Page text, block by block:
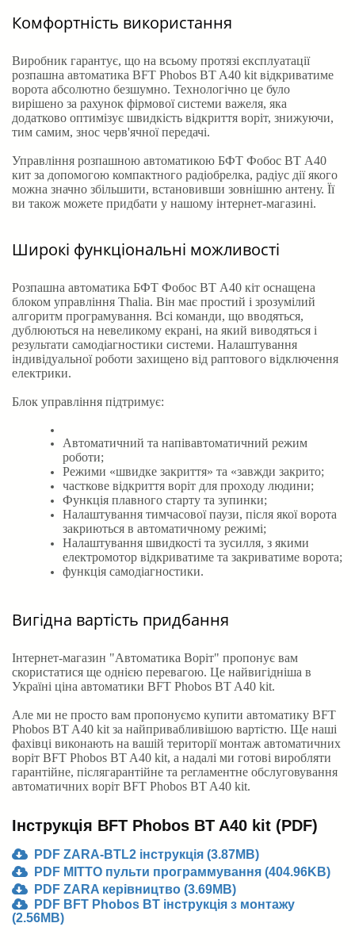
Комфортність використання
Виробник гарантує, що на всьому протязі експлуатації
розпашна автоматика BFT Phobos BT A40 kit відкриватиме
ворота абсолютно безшумно. Технологічно це було
вирішено за рахунок фірмової системи важеля, яка
додатково оптимізує швидкість відкриття воріт, знижуючи,
тим самим, знос черв'ячної передачі.
Управління розпашною автоматикою БФТ Фобос ВТ А40
кит за допомогою компактного радіобрелка, радіус дії якого
можна значно збільшити, встановивши зовнішню антену. Її
ви також можете придбати у нашому інтернет-магазині.
Широкі функціональні можливості
Розпашна автоматика БФТ Фобос ВТ А40 кіт оснащена
блоком управління Thalia. Він має простий і зрозумілий
алгоритм програмування. Всі команди, що вводяться,
дублюються на невеликому екрані, на який виводяться і
результати самодіагностики системи. Налаштування
індивідуальної роботи захищено від раптового відключення
електрики.
Блок управління підтримує:
Автоматичний та напівавтоматичний режим
роботи;
Режими «швидке закриття» та «завжди закрито;
часткове відкриття воріт для проходу людини;
Функція плавного старту та зупинки;
Налаштування тимчасової паузи, після якої ворота
закриються в автоматичному режимі;
Налаштування швидкості та зусилля, з якими
електромотор відкриватиме та закриватиме ворота;
функція самодіагностики.
Вигідна вартість придбання
Інтернет-магазин "Автоматика Воріт" пропонує вам
скористатися ще однією перевагою. Це найвигідніша в
Україні ціна автоматики BFT Phobos BT A40 kit.
Але ми не просто вам пропонуємо купити автоматику BFT
Phobos BT A40 kit за найпривабливішою вартістю. Ще наші
фахівці виконають на вашій території монтаж автоматичних
воріт BFT Phobos BT A40 kit, а надалі ми готові виробляти
гарантійне, післягарантійне та регламентне обслуговування
автоматичних воріт BFT Phobos BT A40 kit.
Інструкція BFT Phobos BT A40 kit (PDF)
PDF ZARA-BTL2 інструкція (3.87MB)
PDF MITTO пульти программування (404.96KB)
PDF ZARA керівництво (3.69MB)
PDF BFT Phobos BT інструкція з монтажу
(2.56MB)